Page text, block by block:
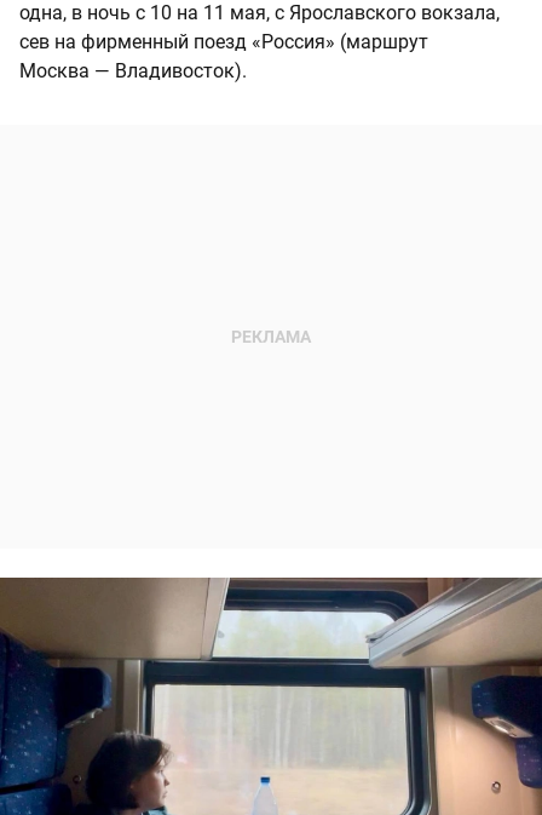
одна, в ночь с 10 на 11 мая, с Ярославского вокзала,
сев на фирменный поезд «Россия» (маршрут
Москва — Владивосток).